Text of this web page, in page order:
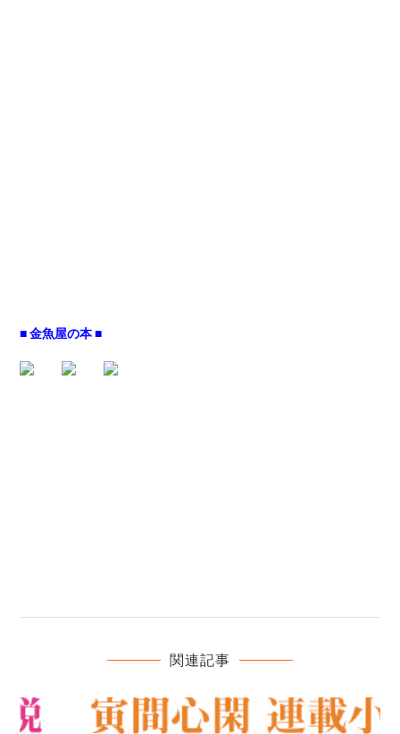
■ 金魚屋の本 ■
関連記事